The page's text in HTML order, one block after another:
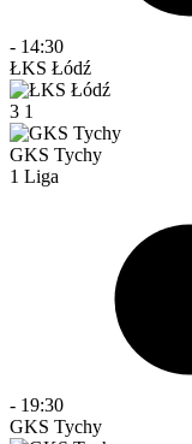
- 14:30
ŁKS Łódź
3 1
GKS Tychy
1 Liga
- 19:30
GKS Tychy